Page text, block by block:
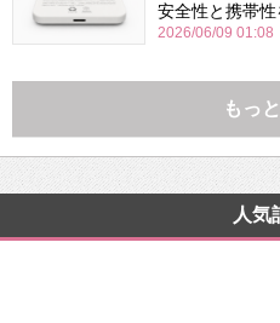
安全性と携帯性
2026/06/09 01:08
もっ
人気